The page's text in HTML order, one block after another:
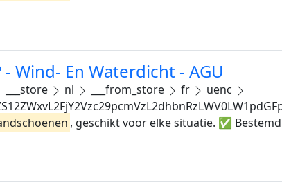
Wind- En Waterdicht - AGU
___store nl ___from_store fr
uenc
, geschikt voor elke situatie. ✅